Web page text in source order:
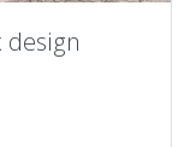
design